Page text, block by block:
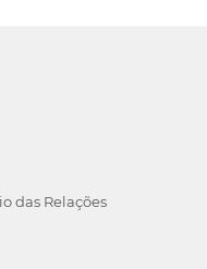
das Relações